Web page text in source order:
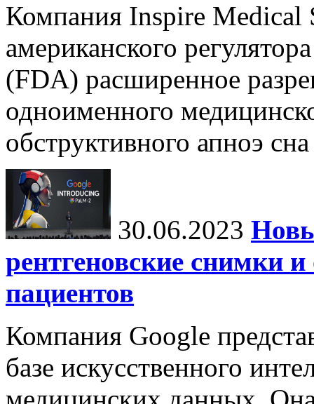
Компания Inspire Medical
американского
(FDA) расширенное
одноименного
обструктивного апноэ
30.06.2023
рентгеновские снимки
пациентов
Компания Google
базе искусственного